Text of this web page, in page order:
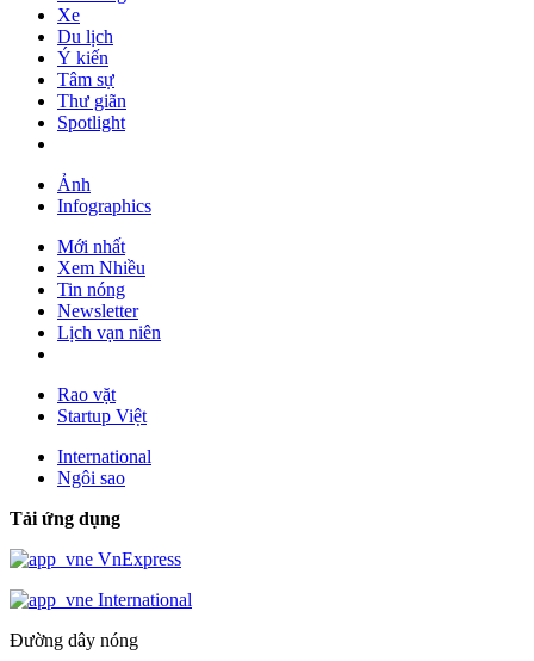
Xe
Du lịch
Ý kiến
Tâm sự
Thư giãn
Spotlight
Ảnh
Infographics
Mới nhất
Xem Nhiều
Tin nóng
Newsletter
Lịch vạn niên
Rao vặt
Startup Việt
International
Ngôi sao
Tải ứng dụng
VnExpress
International
Đường dây nóng